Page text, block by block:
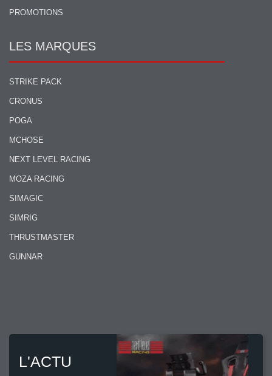
PROMOTIONS
LES MARQUES
STRIKE PACK
CRONUS
POGA
MCHOSE
NEXT LEVEL RACING
MOZA RACING
SIMAGIC
SIMRIG
THRUSTMASTER
GUNNAR
L'ACTU